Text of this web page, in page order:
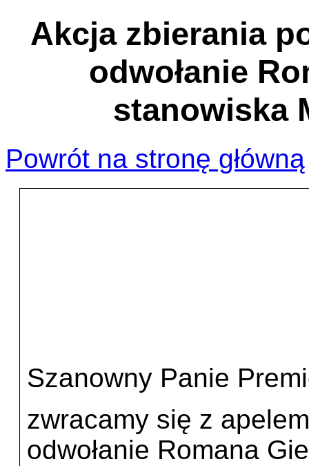
Akcja zbierania
odwołanie
stanowiska
Powrót na stronę główną
Szanowny Panie
zwracamy się z
odwołanie Romana